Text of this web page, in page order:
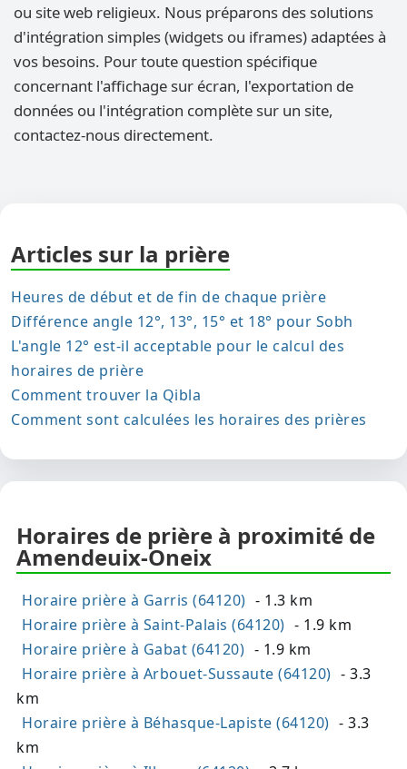
ou site web religieux. Nous préparons des solutions
d'intégration simples (widgets ou iframes) adaptées à
vos besoins. Pour toute question spécifique
concernant l'affichage sur écran, l'exportation de
données ou l'intégration complète sur un site,
contactez-nous directement.
Articles sur la prière
Heures de début et de fin de chaque prière
Différence angle 12°, 13°, 15° et 18° pour Sobh
L'angle 12° est-il acceptable pour le calcul des
horaires de prière
Comment trouver la Qibla
Comment sont calculées les horaires des prières
Horaires de prière à proximité de
Amendeuix-Oneix
Horaire prière à Garris (64120) - 1.3 km
Horaire prière à Saint-Palais (64120) - 1.9 km
Horaire prière à Gabat (64120) - 1.9 km
Horaire prière à Arbouet-Sussaute (64120) - 3.3
km
Horaire prière à Béhasque-Lapiste (64120) - 3.3
km